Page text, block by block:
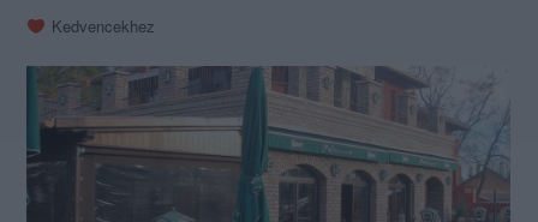
Kedvencekhez